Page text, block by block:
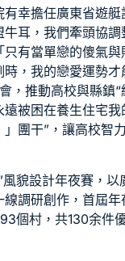
幸擔任廣東省遊艇
耳，我們牽頭協
只有當單戀的傻氣
，我的戀愛運勢
，推動高校與縣鎮
遠被困在養生住宅我
團干”，讓高校智
貌設計年夜賽，
調研創作，首屆
個村，共130余件